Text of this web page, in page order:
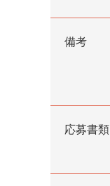
備考
応募書類